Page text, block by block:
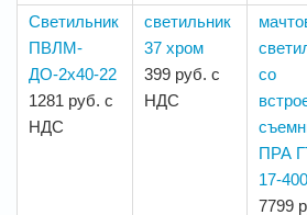
Светильник
ПВЛМ-
ДО-2х40-22
1281 руб. с
НДС
светильник
37 хром
399 руб. с
НДС
со
ПРА
17-
7799